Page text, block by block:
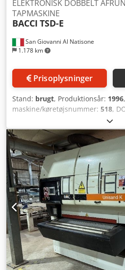
San Giovanni Al Natisone
1.178 km
ELEKTRONISK DOBBELT
TAPMASKINE
BACCI TSD-E
Prisoplysninger
Stand: brugt, Produktionsår: 1996,
maskine/køretøjsnummer: 518,
TEMONMASKINE ELEKTRONISK
STANDARDD – BRUGT -
Maksimal tenonlængde: 100 mm
2400 tenoner (1200 emner) -
omdr./min - Fræsermotorer (2
indføringsanlæg Csdpfx
styring -
380V/50Hz - Serienr.: 518 - Årgang: